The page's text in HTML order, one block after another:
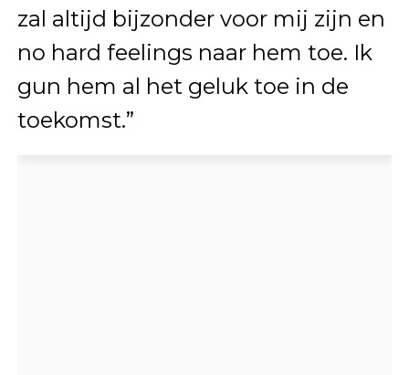
zal altijd bijzonder voor mij zijn en
no hard feelings naar hem toe. Ik
gun hem al het geluk toe in de
toekomst.”